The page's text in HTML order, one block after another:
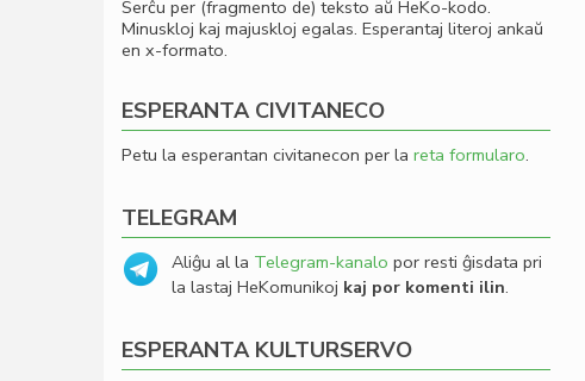
Serĉu per (fragmento de) teksto aŭ HeKo-kodo.
Minuskloj kaj majuskloj egalas. Esperantaj literoj ankaŭ
en x-formato.
ESPERANTA CIVITANECO
Petu la esperantan civitanecon per la reta formularo.
TELEGRAM
Aliĝu al la Telegram-kanalo por resti ĝisdata pri
la lastaj HeKomunikoj kaj por komenti ilin.
ESPERANTA KULTURSERVO